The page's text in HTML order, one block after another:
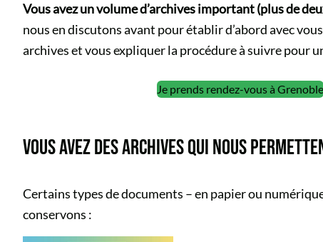
Vous avez un volume d’archives important (plus de
nous en discutons avant pour établir d’abord avec
archives et vous expliquer la procédure à suivre pour
Je prends rendez-vous à
VOUS AVEZ DES ARCHIVES QUI NOUS
Certains types de documents – en papier ou
conservons :